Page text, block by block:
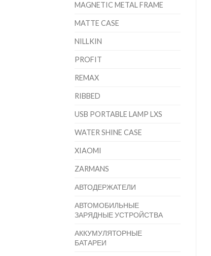
MAGNETIC METAL FRAME
MATTE CASE
NILLKIN
PROFIT
REMAX
RIBBED
USB PORTABLE LAMP LXS
WATER SHINE CASE
XIAOMI
ZARMANS
АВТОДЕРЖАТЕЛИ
АВТОМОБИЛЬНЫЕ
ЗАРЯДНЫЕ УСТРОЙСТВА
АККУМУЛЯТОРНЫЕ
БАТАРЕИ